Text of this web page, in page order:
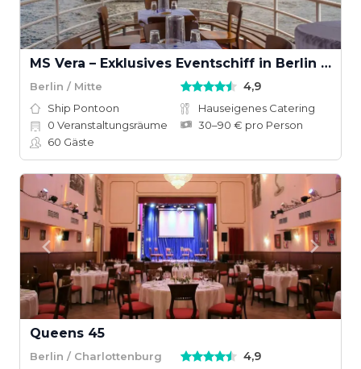
MS Vera – Exklusives Eventschiff in Berlin für Firmenfeiern & private Events
Berlin / Mitte 4,9
Ship Pontoon
Hauseigenes Catering
0 Veranstaltungsräume
30–90 € pro Person
60 Gäste
Queens 45
Berlin / Charlottenburg 4,9